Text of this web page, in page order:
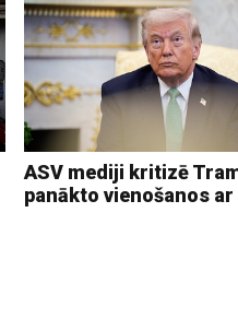
ASV mediji kritizē
panākto vienošanos ar